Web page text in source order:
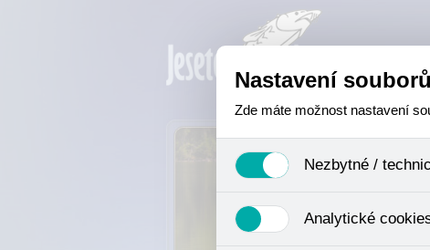
Nastavení
Zde máte možnost nastavení
Nezbytné /
se mimo jiné k ukládání
není zapotřebí Váš souhlas a
Analytické